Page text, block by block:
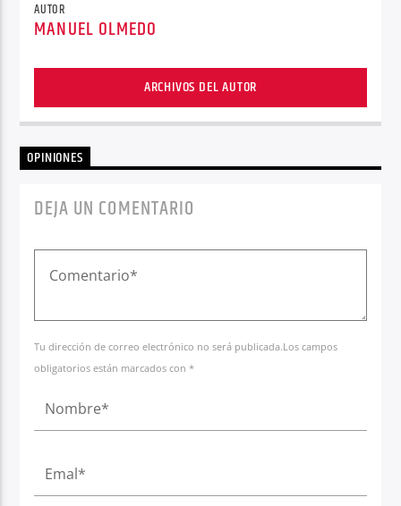
AUTOR
MANUEL OLMEDO
ARCHIVOS DEL AUTOR
OPINIONES
DEJA UN COMENTARIO
Tu dirección de correo electrónico no será publicada.Los campos
obligatorios están marcados con *